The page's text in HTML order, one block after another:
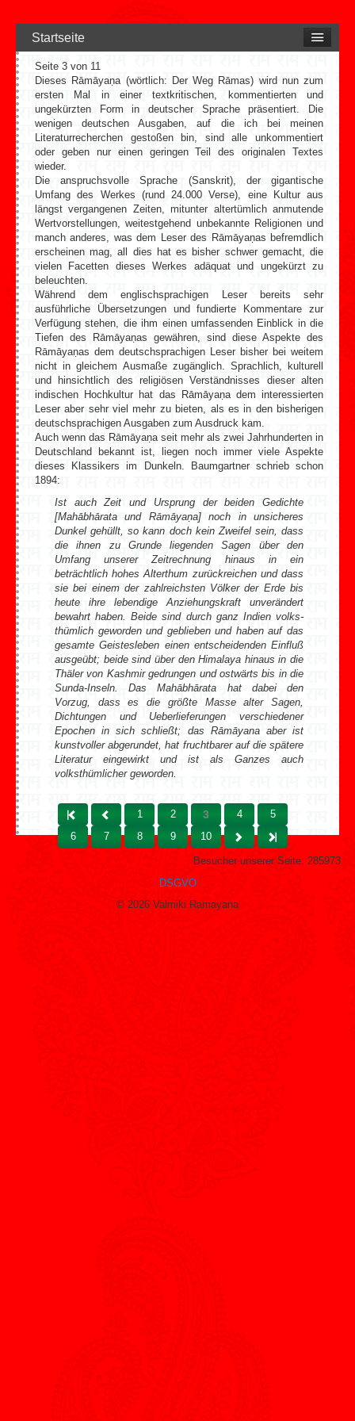
Startseite
Seite 3 von 11
Dieses Rāmāyaṇa (wörtlich: Der Weg Rāmas) wird nun zum
ersten Mal in einer textkritischen, kommentierten und
ungekürzten Form in deutscher Sprache präsentiert. Die
wenigen deutschen Ausgaben, auf die ich bei meinen
Literaturrecherchen gestoßen bin, sind alle unkommentiert
oder geben nur einen geringen Teil des originalen Textes
wieder.
Die anspruchsvolle Sprache (Sanskrit), der gigantische
Umfang des Werkes (rund 24.000 Verse), eine Kultur aus
längst vergangenen Zeiten, mitunter altertümlich anmutende
Wertvorstellungen, weitestgehend unbekannte Religionen und
manch anderes, was dem Leser des Rāmāyaṇas befremdlich
erscheinen mag, all dies hat es bisher schwer gemacht, die
vielen Facetten dieses Werkes adäquat und ungekürzt zu
beleuchten.
Während dem englischsprachigen Leser bereits sehr
ausführliche Übersetzungen und fundierte Kommentare zur
Verfügung stehen, die ihm einen umfassenden Einblick in die
Tiefen des Rāmāyaṇas gewähren, sind diese Aspekte des
Rāmāyaṇas dem deutschsprachigen Leser bisher bei weitem
nicht in gleichem Ausmaße zugänglich. Sprachlich, kulturell
und hinsichtlich des religiösen Verständnisses dieser alten
indischen Hochkultur hat das Rāmāyaṇa dem interessierten
Leser aber sehr viel mehr zu bieten, als es in den bisherigen
deutschsprachigen Ausgaben zum Ausdruck kam.
Auch wenn das Rāmāyaṇa seit mehr als zwei Jahrhunderten in
Deutschland bekannt ist, liegen noch immer viele Aspekte
dieses Klassikers im Dunkeln. Baumgartner schrieb schon
1894:
Ist auch Zeit und Ursprung der beiden Gedichte
[Mahābhārata und Rā­mā­­yaṇa] noch in unsicheres
Dunkel gehüllt, so kann doch kein Zweifel sein, dass
die ihnen zu Grunde liegenden Sagen über den
Umfang unserer Zeitrechnung hinaus in ein
beträchtlich hohes Alterthum zurückreichen und dass
sie bei einem der zahlreichsten Völker der Erde bis
heute ihre lebendige Anziehungskraft unverändert
bewahrt haben. Beide sind durch ganz Indien volks­
thüm­lich geworden und geblieben und haben auf das
gesamte Geistesleben einen entscheidenden Einfluß
ausgeübt; beide sind über den Himalaya hinaus in die
Thäler von Kashmir gedrungen und ostwärts bis in die
Sunda-Inseln. Das Mahābhārata hat dabei den
Vorzug, dass es die größte Masse alter Sagen,
Dichtungen und Ueberlieferungen verschiedener
Epochen in sich schließt; das Rāmāyana aber ist
kunstvoller abgerundet, hat fruchtbarer auf die spätere
Literatur eingewirkt und ist als Ganzes auch
volksthümlicher geworden.
Zurück
1 2 3 4
5
6
7 8 9 10 Weiter
Ende
Besucher unserer Seite: 285973
DSGVO
© 2026 Valmiki Ramayana